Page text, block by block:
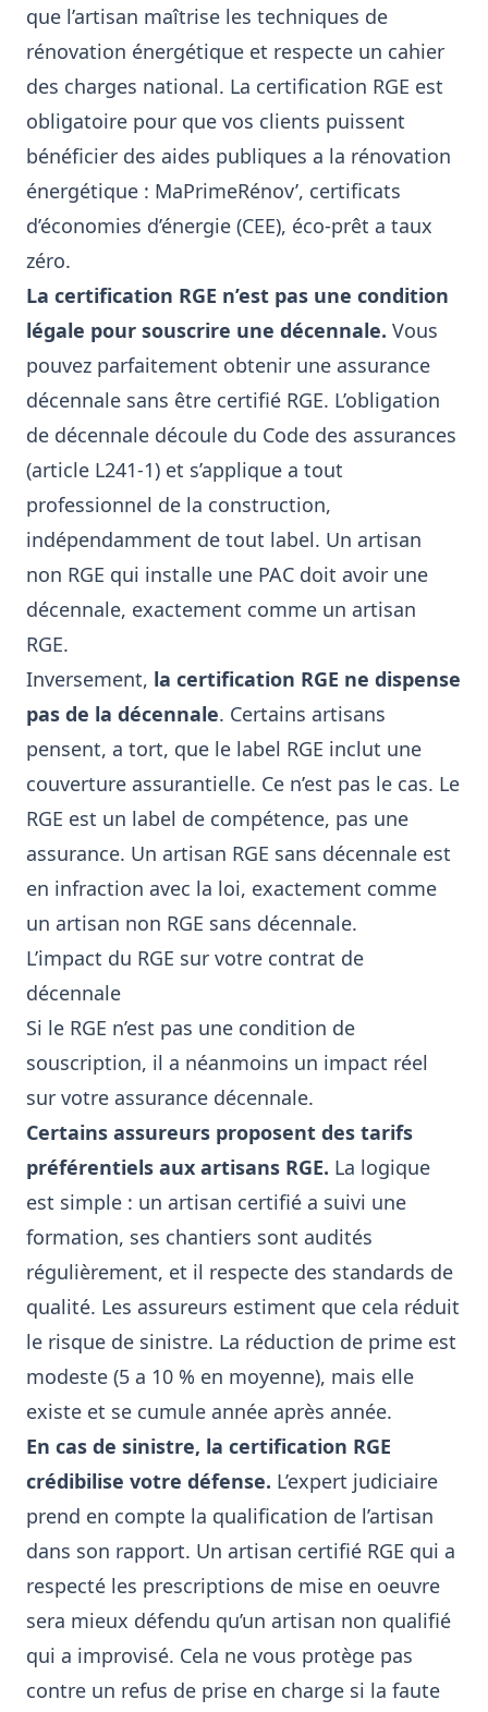
que l’artisan maîtrise les techniques de
rénovation énergétique et respecte un cahier
des charges national. La certification RGE est
obligatoire pour que vos clients puissent
bénéficier des aides publiques a la rénovation
énergétique : MaPrimeRénov’, certificats
d’économies d’énergie (CEE), éco-prêt a taux
zéro.
La certification RGE n’est pas une condition
légale pour souscrire une décennale. Vous
pouvez parfaitement obtenir une assurance
décennale sans être certifié RGE. L’obligation
de décennale découle du Code des assurances
(article L241-1) et s’applique a tout
professionnel de la construction,
indépendamment de tout label. Un artisan
non RGE qui installe une PAC doit avoir une
décennale, exactement comme un artisan
RGE.
Inversement, la certification RGE ne dispense
pas de la décennale. Certains artisans
pensent, a tort, que le label RGE inclut une
couverture assurantielle. Ce n’est pas le cas. Le
RGE est un label de compétence, pas une
assurance. Un artisan RGE sans décennale est
en infraction avec la loi, exactement comme
un artisan non RGE sans décennale.
L’impact du RGE sur votre contrat de
décennale
Si le RGE n’est pas une condition de
souscription, il a néanmoins un impact réel
sur votre assurance décennale.
Certains assureurs proposent des tarifs
préférentiels aux artisans RGE. La logique
est simple : un artisan certifié a suivi une
formation, ses chantiers sont audités
régulièrement, et il respecte des standards de
qualité. Les assureurs estiment que cela réduit
le risque de sinistre. La réduction de prime est
modeste (5 a 10 % en moyenne), mais elle
existe et se cumule année après année.
En cas de sinistre, la certification RGE
crédibilise votre défense. L’expert judiciaire
prend en compte la qualification de l’artisan
dans son rapport. Un artisan certifié RGE qui a
respecté les prescriptions de mise en oeuvre
sera mieux défendu qu’un artisan non qualifié
qui a improvisé. Cela ne vous protège pas
contre un refus de prise en charge si la faute